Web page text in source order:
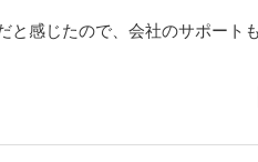
感じたので、会社のサポート